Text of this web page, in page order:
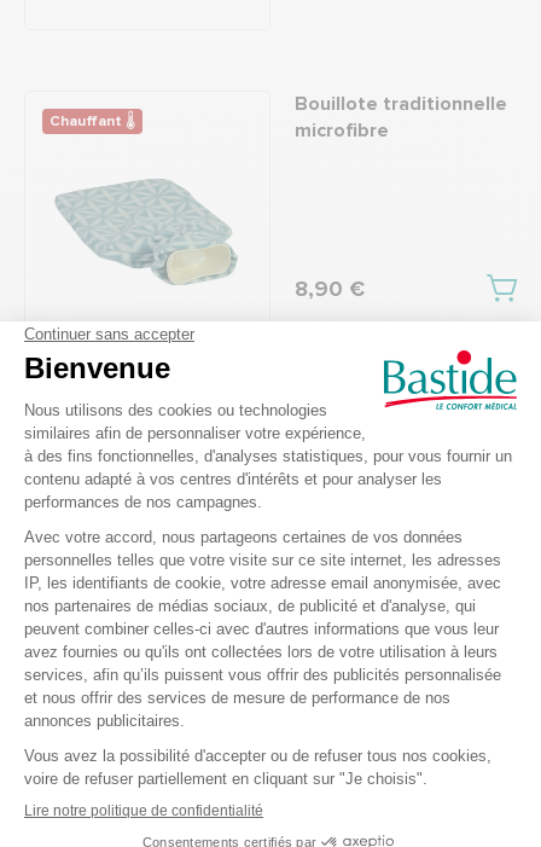
Chauffant 🌡
Bouillote traditionnelle
microfibre
8,90 €
Chauffant 🌡
Couverture chauffante
Cosy HD 75 Beurer
Ref.: 113777
4.5/5
89,50 €
Dont éco-
participation 0,21 €
Lanaform
Ref.: 112131